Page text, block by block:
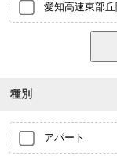
愛知高速東部丘
種別
アパート